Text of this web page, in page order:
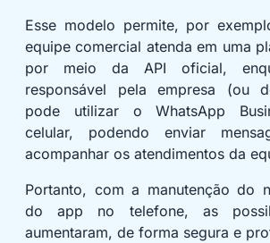
Esse modelo permite, por
equipe comercial atenda em uma
por meio da API oficial,
responsável pela empresa (ou
pode utilizar o WhatsApp
celular, podendo enviar
acompanhar os atendimentos da
Portanto, com a manutenção do
do app no telefone, as
aumentaram, de forma segura e